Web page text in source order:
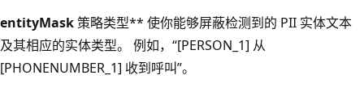
entityMask策略类型** 使你能够屏蔽检测到的 PII 实体文本
及其相应的实体类型。 例如，“[PERSON_1] 从
[PHONENUMBER_1] 收到呼叫”。